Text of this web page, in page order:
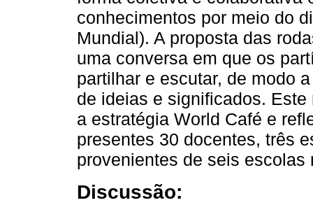
conhecimentos por meio do
Mundial). A proposta das
uma conversa em que os
partilhar e escutar, de modo
de ideias e significados.
a estratégia World Café e
presentes 30 docentes, três
provenientes de seis
Discussão: